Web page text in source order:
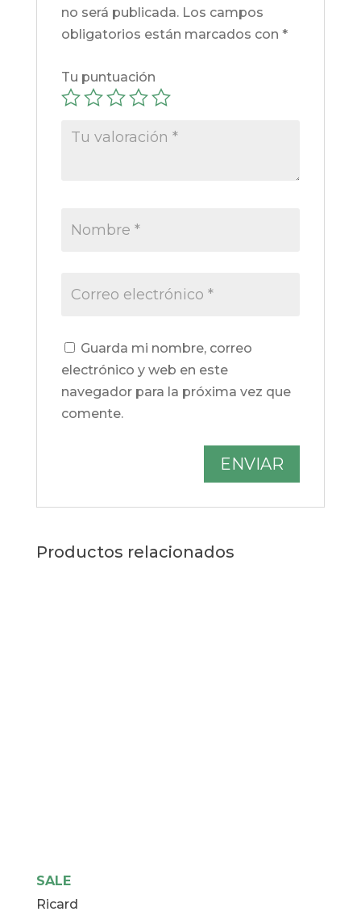
no será publicada. Los campos
obligatorios están marcados con *
Tu puntuación
Guarda mi nombre, correo
electrónico y web en este
navegador para la próxima vez que
comente.
Productos relacionados
SALE
Ricard